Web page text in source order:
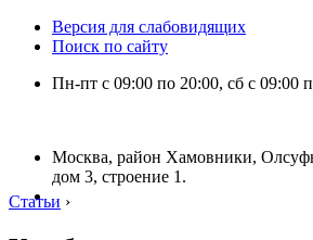
Версия для слабовидящих
Поиск по сайту
Пн-пт с 09:00 по 20:00, сб с 09:00
Москва, район Хамовники,
дом 3, строение 1.
Статьи ›